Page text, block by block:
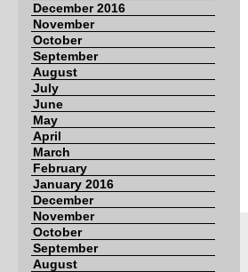
December 2016
November
October
September
August
July
June
May
April
March
February
January 2016
December
November
October
September
August